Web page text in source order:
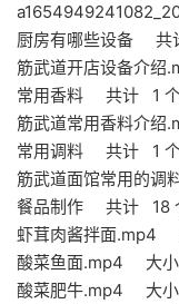
厨房有哪些设备 共
筋武道开店设备介
常用香料 共计 1
筋武道常用香料介
常用调料 共计 1
筋武道面馆常用的
餐品制作 共计 18
虾茸肉酱拌面.mp4
酸菜鱼面.mp4 大
酸菜肥牛.mp4 大